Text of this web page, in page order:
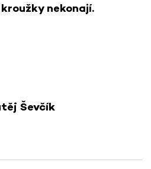
nekonají.
Ševčík